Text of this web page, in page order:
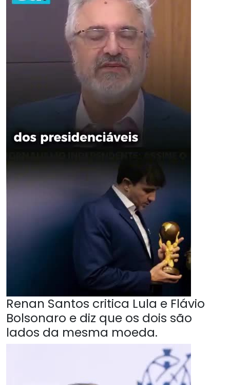
Renan Santos critica Lula e Flávio
Bolsonaro e diz que os dois são
lados da mesma moeda.